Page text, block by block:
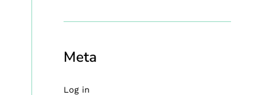
Meta
Log in